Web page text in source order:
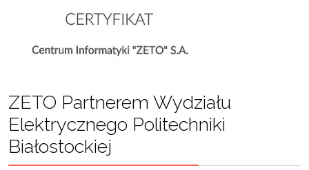
ZETO Partnerem Wydziału
Elektrycznego Politechniki
Białostockiej